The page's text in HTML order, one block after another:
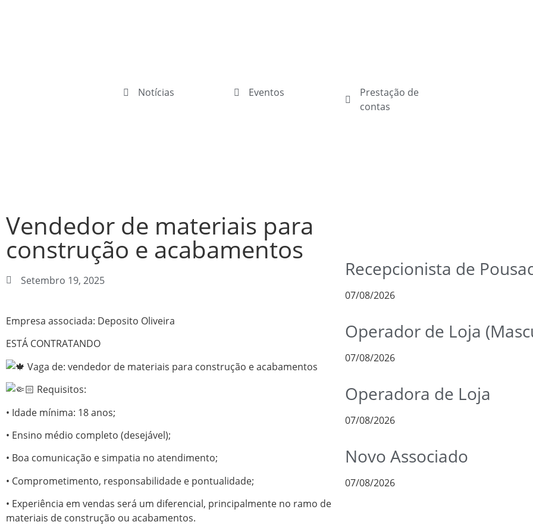
Notícias Eventos
Prestação de
contas
Vendedor de materiais para
construção e acabamentos
Setembro 19, 2025
Empresa associada: Deposito Oliveira
ESTÁ CONTRATANDO
Vaga de: vendedor de materiais para construção e acabamentos
Requisitos:
• Idade mínima: 18 anos;
• Ensino médio completo (desejável);
• Boa comunicação e simpatia no atendimento;
• Comprometimento, responsabilidade e pontualidade;
• Experiência em vendas será um diferencial, principalmente no ramo de
materiais de construção ou acabamentos.
Recepcionista de
07/08/2026
Operador de Loja
07/08/2026
Operadora de Loja
07/08/2026
Novo Associado
07/08/2026